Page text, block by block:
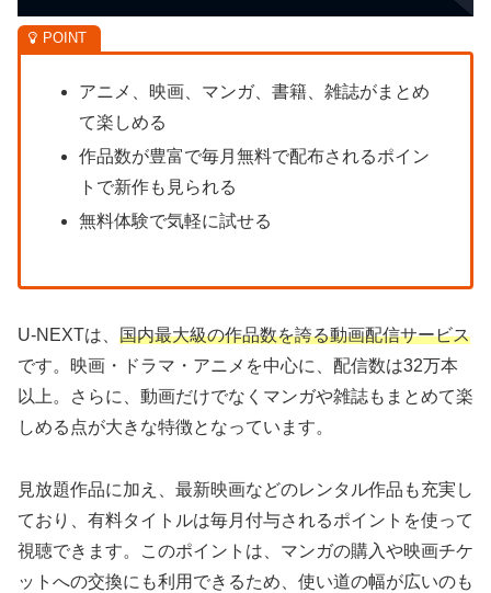
アニメ、映画、マンガ、書籍、雑誌がまとめ
て楽しめる
作品数が豊富で毎月無料で配布されるポイン
トで新作も見られる
無料体験で気軽に試せる
U-NEXTは、 国内最大級の作品数を誇る動画配信サービス
です。映画・ドラマ・アニメを中心に、配信数は32万本
以上。さらに、動画だけでなくマンガや雑誌もまとめて楽
しめる点が大きな特徴となっています。
見放題作品に加え、最新映画などのレンタル作品も充実し
ており、有料タイトルは毎月付与されるポイントを使って
視聴できます。このポイントは、マンガの購入や映画チケ
ットへの交換にも利用できるため、使い道の幅が広いのも